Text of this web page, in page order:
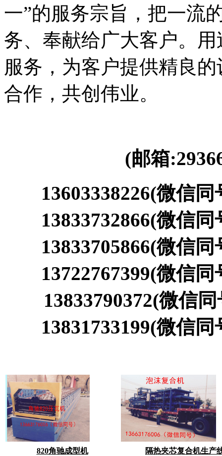
一”的服务宗旨，把一流
务、奉献给广大客户。
服务，为客户提供精良
合作，共创伟业。
(邮箱
13603338226(微信
13833732866(微信
13833705866(微信
13722767399(微信
13833790372(微信同
13831733199(微信
820角驰成型机 隔热夹芯复合机生产